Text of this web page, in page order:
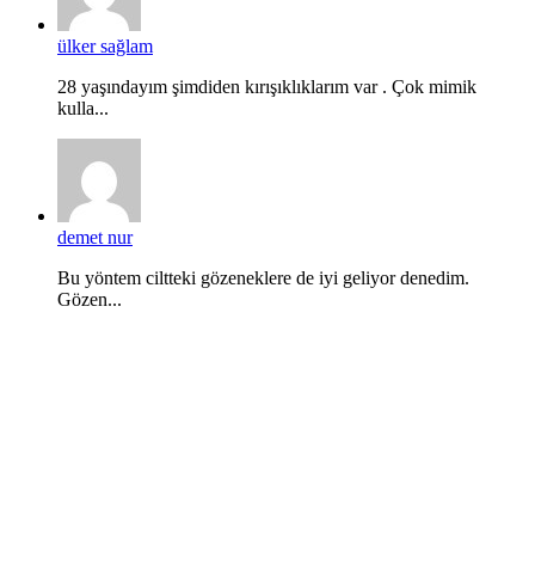
ülker sağlam
28 yaşındayım şimdiden kırışıklıklarım var . Çok mimik
kulla...
demet nur
Bu yöntem ciltteki gözeneklere de iyi geliyor denedim.
Gözen...